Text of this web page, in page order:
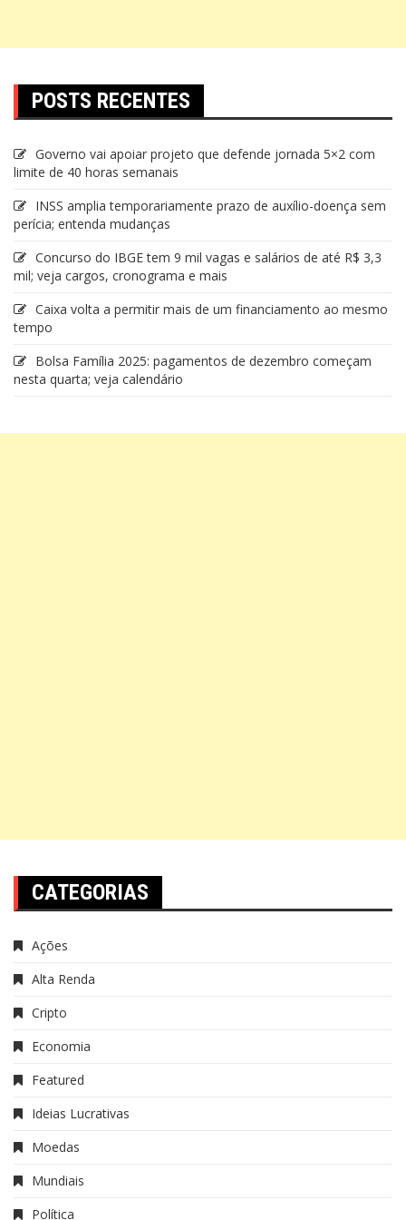
POSTS RECENTES
Governo vai apoiar projeto que defende jornada 5×2 com
limite de 40 horas semanais
INSS amplia temporariamente prazo de auxílio-doença sem
perícia; entenda mudanças
Concurso do IBGE tem 9 mil vagas e salários de até R$ 3,3
mil; veja cargos, cronograma e mais
Caixa volta a permitir mais de um financiamento ao mesmo
tempo
Bolsa Família 2025: pagamentos de dezembro começam
nesta quarta; veja calendário
CATEGORIAS
Ações
Alta Renda
Cripto
Economia
Featured
Ideias Lucrativas
Moedas
Mundiais
Política